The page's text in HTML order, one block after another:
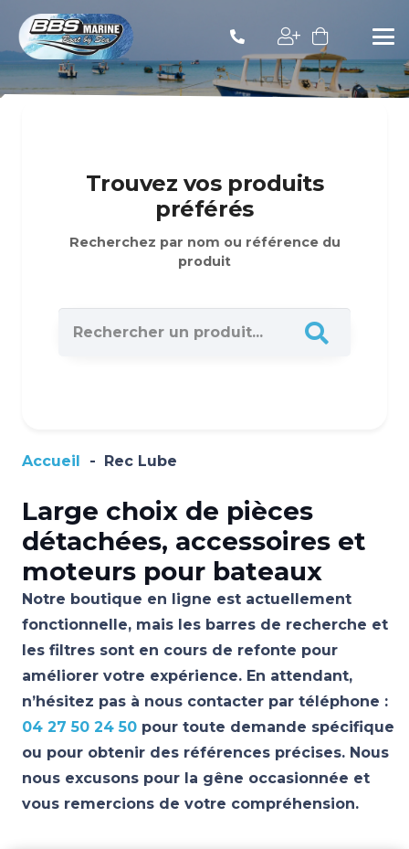
Trouvez vos produits
préférés
Recherchez par nom ou référence du
produit
Accueil - Rec Lube
Large choix de pièces
détachées, accessoires et
moteurs pour bateaux
Notre boutique en ligne est actuellement
fonctionnelle, mais les barres de recherche et
les filtres sont en cours de refonte pour
améliorer votre expérience. En attendant,
n’hésitez pas à nous contacter par téléphone :
04 27 50 24 50 pour toute demande spécifique
ou pour obtenir des références précises. Nous
nous excusons pour la gêne occasionnée et
vous remercions de votre compréhension.